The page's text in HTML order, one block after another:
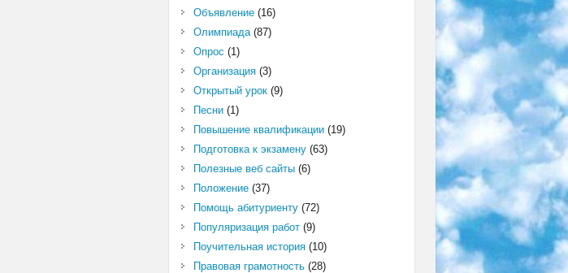
Объявление(16)
Олимпиада(87)
Опрос (1)
Организация(3)
Открытый урок(9)
Песни(1)
Повышение квалификации(19)
Подготовка к экзамену(63)
Полезные веб сайты(6)
Положение(37)
Помощь абитуриенту(72)
Популяризация работ(9)
Поучительная история(10)
Правовая грамотность(28)